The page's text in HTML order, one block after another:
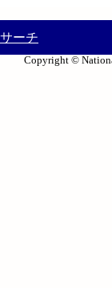
ーチ
Copyright ©